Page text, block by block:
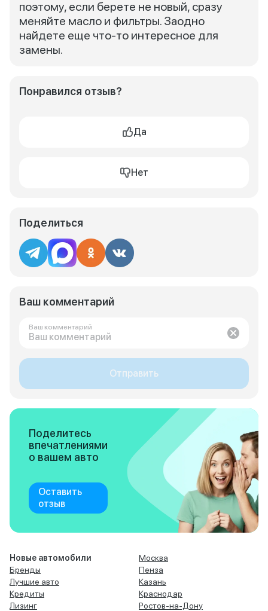
поэтому, если берете не новый, сразу
меняйте масло и фильтры. Заодно
найдете еще что-то интересное для
замены.
Понравился отзыв?
Да
Нет
Поделиться
Ваш комментарий
Ваш комментарий
Отправить
Поделитесь
впечатлениями
о вашем авто
Оставить
отзыв
Новые автомобили
Бренды
Лучшие авто
Кредиты
Лизинг
Москва
Пенза
Казань
Краснодар
Ростов-на-Дону